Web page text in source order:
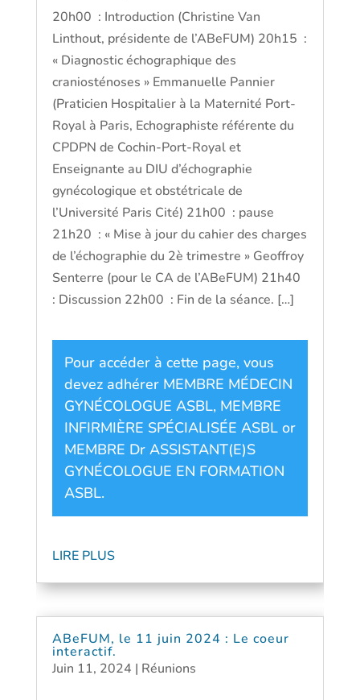
20h00 : Introduction (Christine Van
Linthout, présidente de l’ABeFUM) 20h15 :
« Diagnostic échographique des
craniosténoses » Emmanuelle Pannier
(Praticien Hospitalier à la Maternité Port-
Royal à Paris, Echographiste référente du
CPDPN de Cochin-Port-Royal et
Enseignante au DIU d’échographie
gynécologique et obstétricale de
l’Université Paris Cité) 21h00 : pause
21h20 : « Mise à jour du cahier des charges
de l’échographie du 2è trimestre » Geoffroy
Senterre (pour le CA de l’ABeFUM) 21h40
: Discussion 22h00 : Fin de la séance. […]
Pour accéder à cette page, vous
devez adhérer MEMBRE MÉDECIN
GYNÉCOLOGUE ASBL, MEMBRE
INFIRMIÈRE SPÉCIALISÉE ASBLor
MEMBRE Dr ASSISTANT(E)S
GYNÉCOLOGUE EN FORMATION
ASBL.
LIRE PLUS
ABeFUM, le 11 juin 2024 : Le coeur
interactif.
Juin 11, 2024 | Réunions